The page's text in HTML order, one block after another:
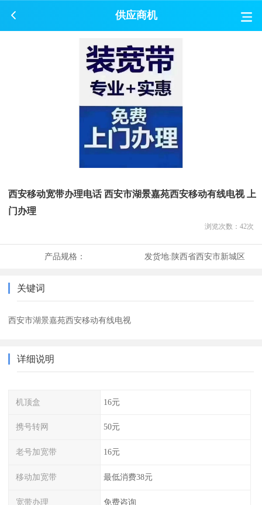
供应商机
西安移动宽带办理电话 西安市湖景嘉苑西安移动有线电视 上
门办理
浏览次数： 42次
产品规格： 发货地:陕西省西安市新城区
关键词
西安市湖景嘉苑西安移动有线电视
详细说明
机顶盒 16元
携号转网 50元
老号加宽带 16元
移动加宽带 最低消费38元
宽带办理 免费咨询